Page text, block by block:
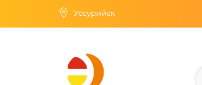
Уссурийск